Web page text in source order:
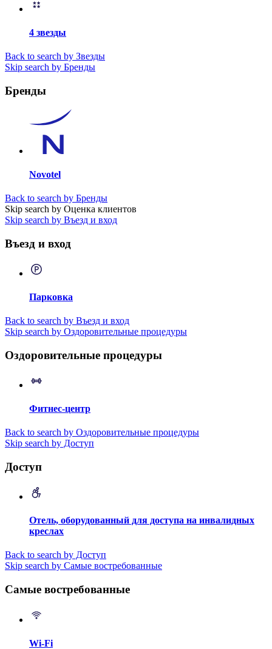
4 звезды
Back to search by Звезды
Skip search by Бренды
Бренды
Novotel
Back to search by Бренды
Skip search by Оценка клиентов
Skip search by Въезд и вход
Въезд и вход
Парковка
Back to search by Въезд и вход
Skip search by Оздоровительные процедуры
Оздоровительные процедуры
Фитнес-центр
Back to search by Оздоровительные процедуры
Skip search by Доступ
Доступ
Отель, оборудованный для доступа на инвалидных
креслах
Back to search by Доступ
Skip search by Самые востребованные
Самые востребованные
Wi-Fi